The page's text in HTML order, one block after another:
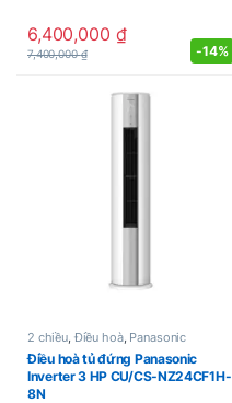
6,400,000 ₫
7,400,000₫ -14%
2 chiều, Điều hoà, Panasonic
Điều hoà tủ đứng Panasonic
Inverter 3 HP CU/CS-NZ24CF1H-
8N